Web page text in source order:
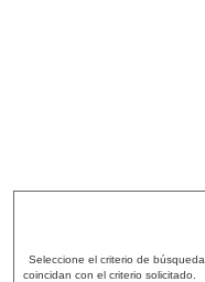
Seleccione el criterio de
coincidan con el criterio solicitado.